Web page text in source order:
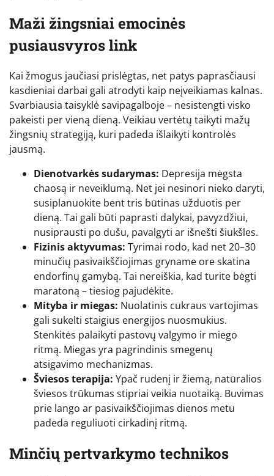
Maži žingsniai emocinės
pusiausvyros link
Kai žmogus jaučiasi prislėgtas, net patys paprasčiausi
kasdieniai darbai gali atrodyti kaip neįveikiamas kalnas.
Svarbiausia taisyklė savipagalboje – nesistengti visko
pakeisti per vieną dieną. Veikiau vertėtų taikyti mažų
žingsnių strategiją, kuri padeda išlaikyti kontrolės
jausmą.
Dienotvarkės sudarymas: Depresija mėgsta
chaosą ir neveiklumą. Net jei nesinori nieko daryti,
susiplanuokite bent tris būtinas užduotis per
dieną. Tai gali būti paprasti dalykai, pavyzdžiui,
nusiprausti po dušu, pavalgyti ar išnešti šiukšles.
Fizinis aktyvumas: Tyrimai rodo, kad net 20–30
minučių pasivaikščiojimas gryname ore skatina
endorfinų gamybą. Tai nereiškia, kad turite bėgti
maratoną – tiesiog pajudėkite.
Mityba ir miegas: Nuolatinis cukraus vartojimas
gali sukelti staigius energijos nuosmukius.
Stenkitės palaikyti pastovų valgymo ir miego
ritmą. Miegas yra pagrindinis smegenų
atsigavimo mechanizmas.
Šviesos terapija: Ypač rudenį ir žiemą, natūralios
šviesos trūkumas stipriai veikia nuotaiką. Buvimas
prie lango ar pasivaikščiojimas dienos metu
padeda reguliuoti cirkadinį ritmą.
Minčių pertvarkymo technikos